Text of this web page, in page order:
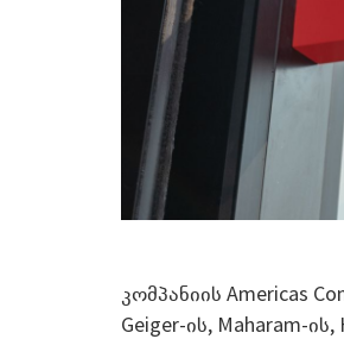
კომპანიის Americas
Geiger-ის, Maharam-